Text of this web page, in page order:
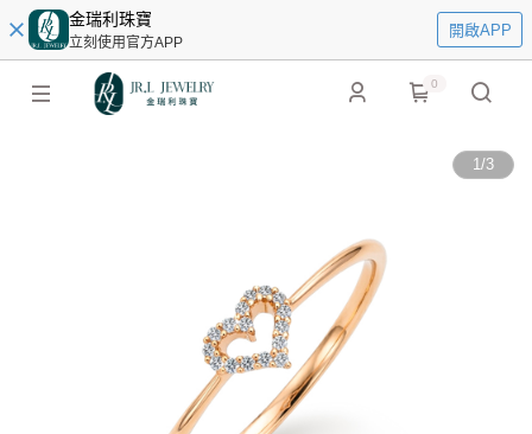
金瑞利珠寶
立刻使用官方APP
開啟APP
0
1/3